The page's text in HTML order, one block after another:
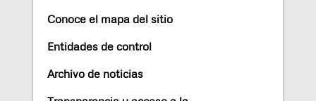
Conoce el mapa del sitio
Entidades de control
Archivo de noticias